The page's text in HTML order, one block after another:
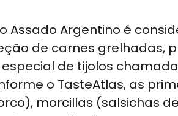
Assado Argentino é
de carnes grelhadas,
de tijolos
o TasteAtlas, as
morcillas (salsichas